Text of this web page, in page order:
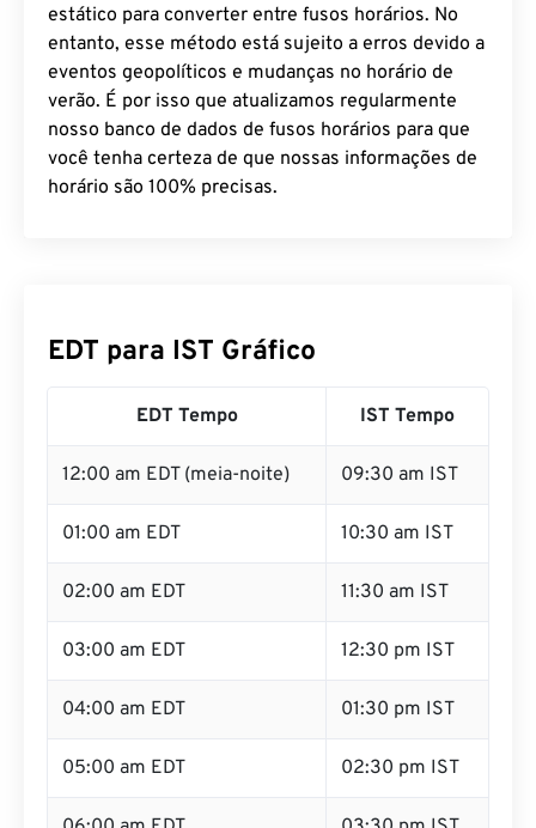
estático para converter entre fusos horários. No
entanto, esse método está sujeito a erros devido a
eventos geopolíticos e mudanças no horário de
verão. É por isso que atualizamos regularmente
nosso banco de dados de fusos horários para que
você tenha certeza de que nossas informações de
horário são 100% precisas.
EDT para IST Gráfico
EDT Tempo IST Tempo
12:00 am EDT (meia-noite) 09:30 am IST
01:00 am EDT 10:30 am IST
02:00 am EDT 11:30 am IST
03:00 am EDT 12:30 pm IST
04:00 am EDT 01:30 pm IST
05:00 am EDT 02:30 pm IST